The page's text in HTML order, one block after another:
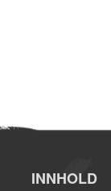
INNHOLD